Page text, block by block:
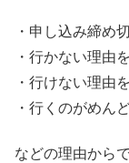
・申し込み締め
・行かない理由
・行けない理由
・行くのがめん
などの理由から